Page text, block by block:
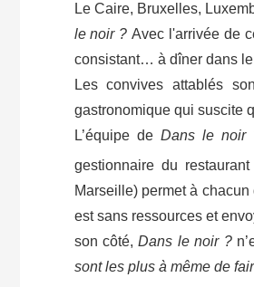
Le Caire, Bruxelles,
le noir ? Avec l'arrivée de
consistant… à dîner dans le
Les convives attablés
gastronomique qui suscite
L’équipe de Dans le noir
gestionnaire du
Marseille) permet à
est sans ressources et
son côté,Dans le noir ?
sont les plus à même de